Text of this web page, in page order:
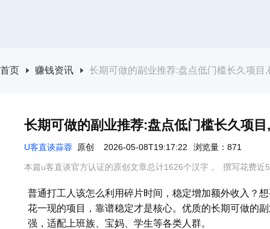
首页 赚钱资讯 长期可做的副业推荐:盘点低门槛长久项目
长期可做的副业推荐:盘点低门槛长久项
U客直谈蒜蓉 原创 2026-05-08T19:17:22 浏览量：871
本篇u客直谈官方认证的原创文章总计1626个汉字， 撰写花费近
普通打工人该怎么利用碎片时间，稳定增加额外收入？
花一现的项目，靠谱稳定才是核心。优质的长期可做的
强，适配上班族、宝妈、学生等各类人群。